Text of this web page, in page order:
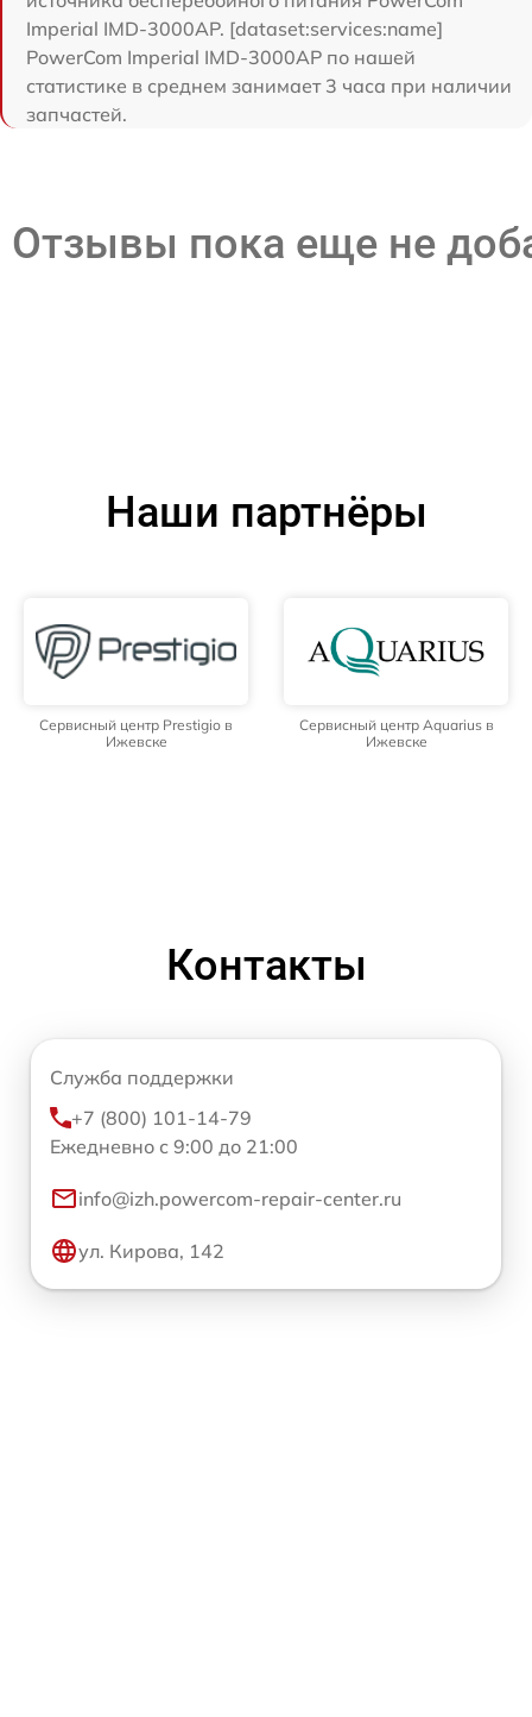
Imperial IMD-3000AP. [dataset:services:name]
PowerCom Imperial IMD-3000AP по нашей
статистике в среднем занимает 3 часа при наличии
запчастей.
Отзывы пока еще не
Наши партнёры
Сервисный центр Prestigio в
Ижевске
Сервисный центр Aquarius в
Ижевске
Контакты
Служба поддержки
+7 (800) 101-14-79
Ежедневно с 9:00 до 21:00
info@izh.powercom-repair-center.ru
ул. Кирова, 142